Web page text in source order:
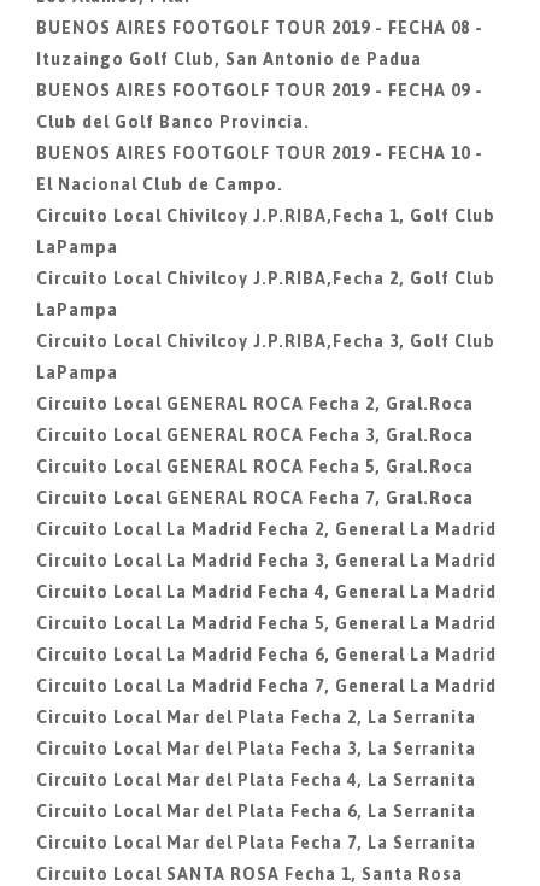
BUENOS AIRES FOOTGOLF TOUR 2019 - FECHA 08 -
Ituzaingo Golf Club, San Antonio de Padua
BUENOS AIRES FOOTGOLF TOUR 2019 - FECHA 09 -
Club del Golf Banco Provincia.
BUENOS AIRES FOOTGOLF TOUR 2019 - FECHA 10 -
El Nacional Club de Campo.
Circuito Local Chivilcoy J.P.RIBA,Fecha 1, Golf Club
LaPampa
Circuito Local Chivilcoy J.P.RIBA,Fecha 2, Golf Club
LaPampa
Circuito Local Chivilcoy J.P.RIBA,Fecha 3, Golf Club
LaPampa
Circuito Local GENERAL ROCA Fecha 2, Gral.Roca
Circuito Local GENERAL ROCA Fecha 3, Gral.Roca
Circuito Local GENERAL ROCA Fecha 5, Gral.Roca
Circuito Local GENERAL ROCA Fecha 7, Gral.Roca
Circuito Local La Madrid Fecha 2, General La Madrid
Circuito Local La Madrid Fecha 3, General La Madrid
Circuito Local La Madrid Fecha 4, General La Madrid
Circuito Local La Madrid Fecha 5, General La Madrid
Circuito Local La Madrid Fecha 6, General La Madrid
Circuito Local La Madrid Fecha 7, General La Madrid
Circuito Local Mar del Plata Fecha 2, La Serranita
Circuito Local Mar del Plata Fecha 3, La Serranita
Circuito Local Mar del Plata Fecha 4, La Serranita
Circuito Local Mar del Plata Fecha 6, La Serranita
Circuito Local Mar del Plata Fecha 7, La Serranita
Circuito Local SANTA ROSA Fecha 1, Santa Rosa